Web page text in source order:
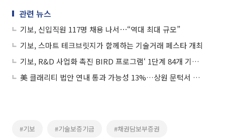
관련 뉴스
기보, 신입직원 117명 채용 나서⋯“역대 최대 규모”
기보, 스마트 테크브릿지가 함께하는 기술거래 페스타 개최
기보, R&D 사업화 촉진 BIRD 프로그램‘ 1단계 84개 기업 선정
美 클래리티 법안 연내 통과 가능성 13%…상원 문턱서 제동
#기보 #기술보증기금 #채권담보부증권